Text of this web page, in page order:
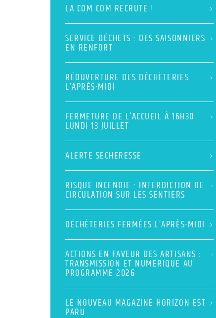
LA COM COM RECRUTE !
SERVICE DÉCHETS : DES SAISONNIERS
EN RENFORT
RÉOUVERTURE DES DÉCHÈTERIES
L’APRÈS-MIDI
FERMETURE DE L’ACCUEIL À 16H30
LUNDI 13 JUILLET
ALERTE SÉCHERESSE
RISQUE INCENDIE : INTERDICTION DE
CIRCULATION SUR LES SENTIERS
DÉCHÈTERIES FERMÉES L’APRÈS-MIDI
ACTIONS EN FAVEUR DES ARTISANS :
TRANSMISSION ET NUMÉRIQUE AU
PROGRAMME 2026
LE NOUVEAU MAGAZINE HORIZON EST
PARU